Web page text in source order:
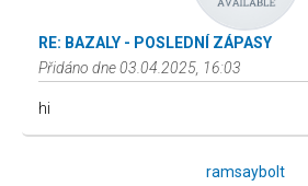
RE: BAZALY - POSLEDNÍ ZÁPASY
Přidáno dne 03.04.2025, 16:03
hi
ramsaybolt